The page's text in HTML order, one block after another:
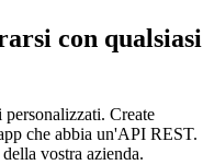
con qualsiasi
Create
che abbia un'API REST.
vostra azienda.